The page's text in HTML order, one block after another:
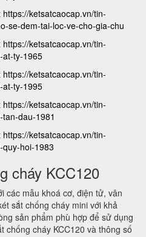
https://ketsatcaocap.vn/tin-
se-dem-tai-loc-ve-cho-gia-chu
https://ketsatcaocap.vn/tin-
at-ty-1965
https://ketsatcaocap.vn/tin-
at-ty-1995
https://ketsatcaocap.vn/tin-
dau-1981
https://ketsatcaocap.vn/tin-
hoi-1983
cháy KCC120
các mẫu khoá cơ, điện tử, vân
sắt chống cháy mini với khả
sản phẩm phù hợp để sử dụng
chống cháy KCC120 và thông số